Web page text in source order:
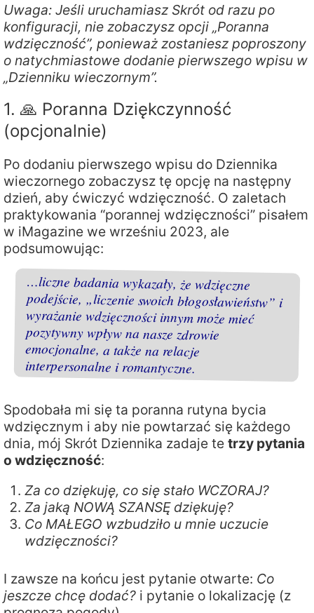
Uwaga: Jeśli uruchamiasz Skrót od razu po
konfiguracji, nie zobaczysz opcji „Poranna
wdzięczność”, ponieważ zostaniesz poproszony
o natychmiastowe dodanie pierwszego wpisu w
„Dzienniku wieczornym”.
1. 🙏 Poranna Dziękczynność
(opcjonalnie)
Po dodaniu pierwszego wpisu do Dziennika
wieczornego zobaczysz tę opcję na następny
dzień, aby ćwiczyć wdzięczność. O zaletach
praktykowania “porannej wdzięczności” pisałem
w iMagazine we wrześniu 2023, ale
podsumowując:
…liczne badania wykazały, że wdzięczne
podejście, „liczenie swoich błogosławieństw” i
wyrażanie wdzięczności innym może mieć
pozytywny wpływ na nasze zdrowie
emocjonalne, a także na relacje
interpersonalne i romantyczne.
Spodobała mi się ta poranna rutyna bycia
wdzięcznym i aby nie powtarzać się każdego
dnia, mój Skrót Dziennika zadaje te trzy pytania
o wdzięczność:
Za co dziękuję, co się stało WCZORAJ?
Za jaką NOWĄ SZANSĘ dziękuję?
Co MAŁEGO wzbudziło u mnie uczucie
wdzięczności?
I zawsze na końcu jest pytanie otwarte: Co
jeszcze chcę dodać? i pytanie o lokalizację (z